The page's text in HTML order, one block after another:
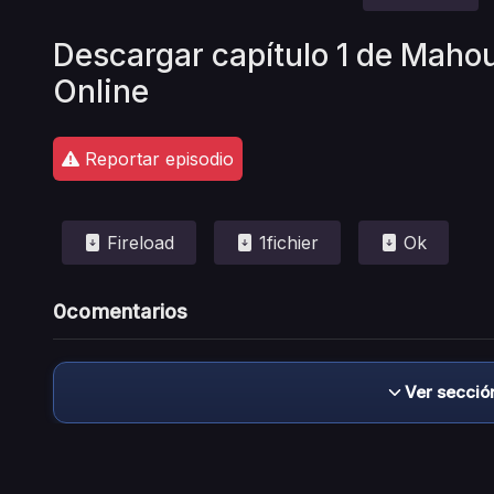
Descargar capítulo 1 de
Online
Reportar episodio
Fireload 1fichier Ok
0comentarios
Ver